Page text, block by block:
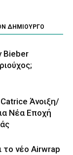
ΔΗΜΙΟΥΡΓΟ
Bieber
Άνοιξη/
Νέα Εποχή
το νέο Airwrap